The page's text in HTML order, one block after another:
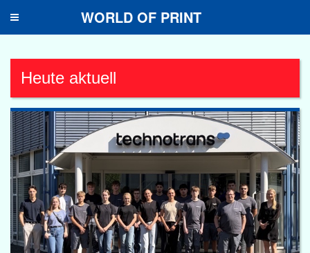
Toggle
WORLD OF PRINT
Heute aktuell